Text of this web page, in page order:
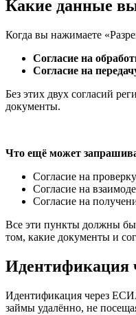
Какие данные вы
Когда вы нажимаете
Согласие на
Согласие на
Без этих двух согласий
документы.
Что ещё может
Согласие на
Согласие на
Согласие на
Все эти пункты должны
том, какие документы и
Идентификация
Идентификация через
займы удалённо, не